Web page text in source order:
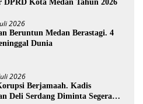
DPRD Kota Medan Tahun 2026
2026
Beruntun Medan Berastagi. 4
Dunia
2026
Berjamaah. Kadis
Deli Serdang Diminta Segera